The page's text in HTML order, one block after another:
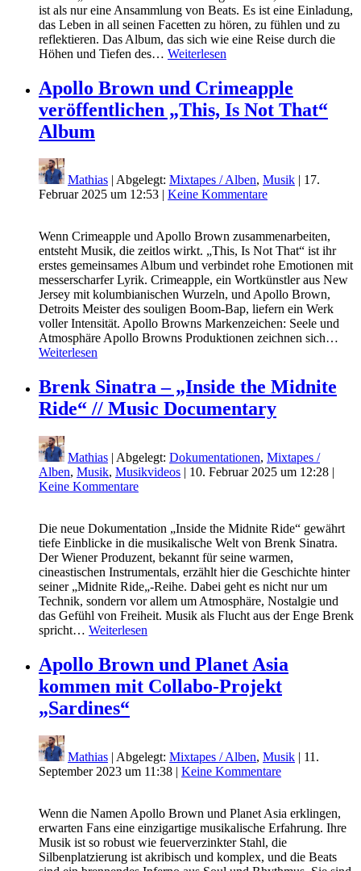
ist als nur eine Ansammlung von Beats. Es ist eine Einladung,
das Leben in all seinen Facetten zu hören, zu fühlen und zu
reflektieren. Das Album, das sich wie eine Reise durch die
Höhen und Tiefen des… Weiterlesen
Apollo Brown und Crimeapple
veröffentlichen „This, Is Not That“
Album
Mathias | Abgelegt: Mixtapes / Alben, Musik | 17.
Februar 2025 um 12:53 | Keine Kommentare
Wenn Crimeapple und Apollo Brown zusammenarbeiten,
entsteht Musik, die zeitlos wirkt. „This, Is Not That“ ist ihr
erstes gemeinsames Album und verbindet rohe Emotionen mit
messerscharfer Lyrik. Crimeapple, ein Wortkünstler aus New
Jersey mit kolumbianischen Wurzeln, und Apollo Brown,
Detroits Meister des souligen Boom-Bap, liefern ein Werk
voller Intensität. Apollo Browns Markenzeichen: Seele und
Atmosphäre Apollo Browns Produktionen zeichnen sich…
Weiterlesen
Brenk Sinatra – „Inside the Midnite
Ride“ // Music Documentary
Mathias | Abgelegt: Dokumentationen, Mixtapes /
Alben, Musik, Musikvideos | 10. Februar 2025 um 12:28 |
Keine Kommentare
Die neue Dokumentation „Inside the Midnite Ride“ gewährt
tiefe Einblicke in die musikalische Welt von Brenk Sinatra.
Der Wiener Produzent, bekannt für seine warmen,
cineastischen Instrumentals, erzählt hier die Geschichte hinter
seiner „Midnite Ride„-Reihe. Dabei geht es nicht nur um
Technik, sondern vor allem um Atmosphäre, Nostalgie und
das Gefühl von Freiheit. Musik als Flucht aus der Enge Brenk
spricht… Weiterlesen
Apollo Brown und Planet Asia
kommen mit Collabo-Projekt
„Sardines“
Mathias | Abgelegt: Mixtapes / Alben, Musik | 11.
September 2023 um 11:38 | Keine Kommentare
Wenn die Namen Apollo Brown und Planet Asia erklingen,
erwarten Fans eine einzigartige musikalische Erfahrung. Ihre
Musik ist so robust wie feuerverzinkter Stahl, die
Silbenplatzierung ist akribisch und komplex, und die Beats